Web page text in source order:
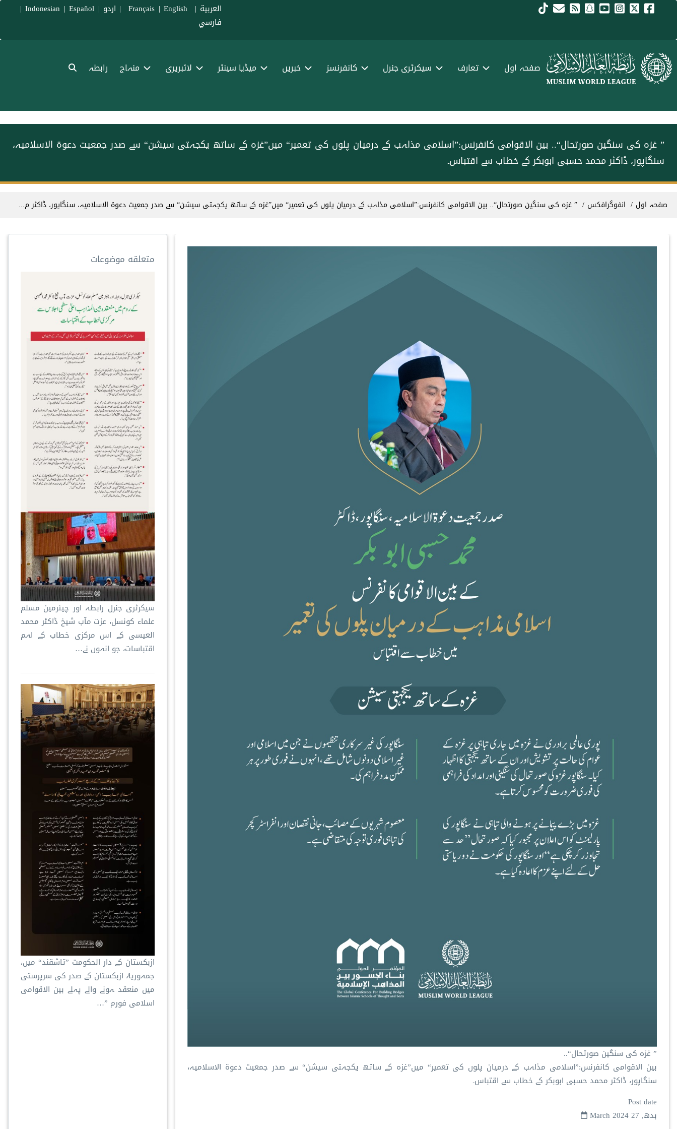
Skip to main content العربية |
Français
| English
| اردو |
Indonesian |Español
|
فارسي
menu urdu صفحہ اول تعارف سیکرٹری جنرل کانفرنسز خبریں میڈیا سینٹر لائبریری منہاج رابطہ
” غزہ کی سنگین صورتحال“.. بین الاقوامی کانفرنس:”اسلامی مذاہب کے درمیان پلوں کی تعمیر“ میں”غزہ کے ساتھ یکجہتی سیشن“ سے صدر جمعیت دعوۃ الاسلامیہ،
سنگاپور، ڈاکٹر محمد حسبی ابوبکر کے خطاب سے اقتباس۔
Breadcrumb
صفحہ اول انفوگرافکس ” غزہ کی سنگین صورتحال“.. بین الاقوامی کانفرنس:”اسلامی مذاہب کے درمیان پلوں کی تعمیر“ میں”غزہ کے ساتھ یکجہتی سیشن“ سے صدر جمعیت دعوۃ الاسلامیہ، سنگاپور، ڈاکٹر م...
” غزہ کی سنگین صورتحال“..
بین الاقوامی کانفرنس:”اسلامی مذاہب کے درمیان پلوں کی تعمیر“ میں”غزہ کے ساتھ یکجہتی سیشن“ سے صدر جمعیت دعوۃ الاسلامیہ،
سنگاپور، ڈاکٹر محمد حسبی ابوبکر کے خطاب سے اقتباس۔
Post date
بدھ, 27 March 2024
متعلقه موضوعات
سیکرٹری جنرل رابطہ اور چیئرمین مسلم
علماء کونسل، عزت مآب شیخ ڈاکٹر محمد
العیسی کے اس مرکزی خطاب کے اہم
اقتباسات، جو انہوں نے…
ازبکستان کے دار الحکومت ”تاشقند“ میں،
جمہوریۂ ازبکستان کے صدر کی سرپرستی
میں منعقد ہونے والے پہلے بین الاقوامی
اسلامی فورم ”…